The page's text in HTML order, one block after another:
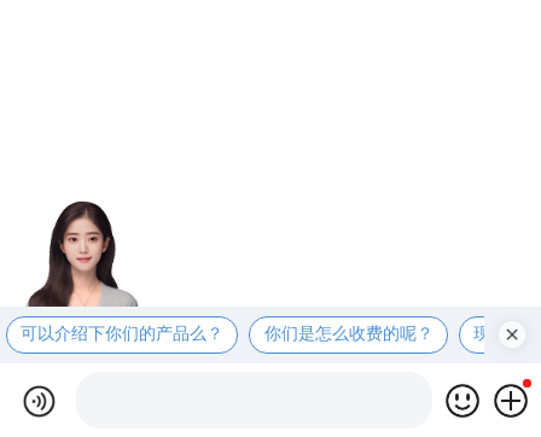
可以介绍下你们的产品么？ 你们是怎么收费的呢？ 现在有